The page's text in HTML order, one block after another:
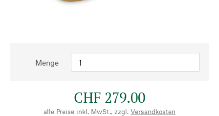
Menge
CHF 279.00
alle Preise inkl. MwSt., zzgl. Versandkosten